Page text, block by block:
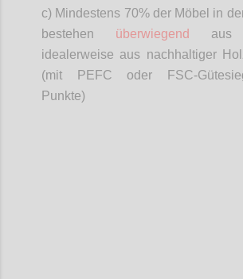
c) Mindestens 70% der Möbel in
bestehen überwiegend
aus
idealerweise aus nachhaltiger
(mit PEFC oder FSC-
Punkte)